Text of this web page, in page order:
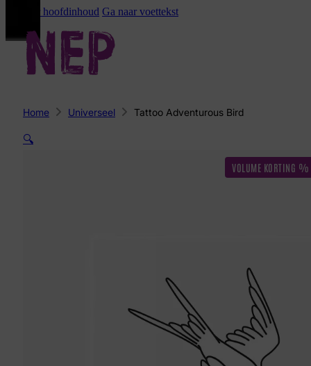
Ga naar hoofdinhoud Ga naar voettekst
Home Universeel Tattoo Adventurous Bird
🔍